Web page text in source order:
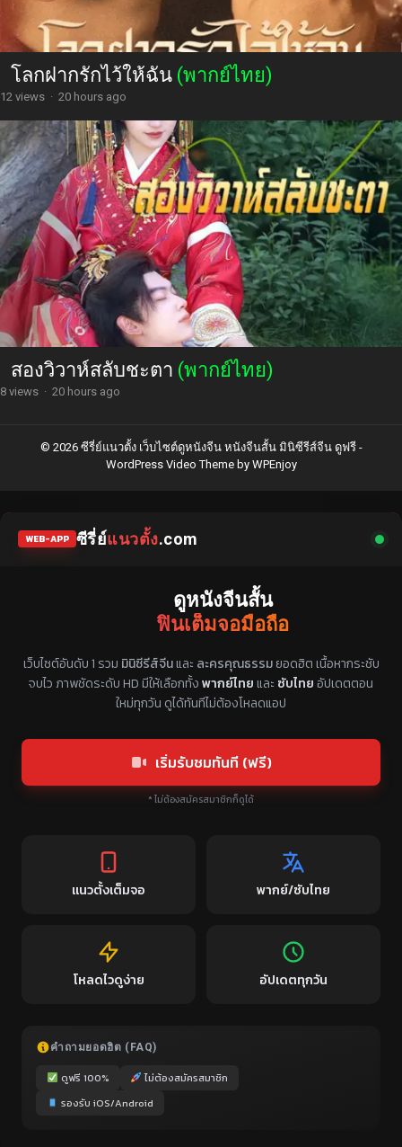
โลกฝากรักไว้ให้ฉัน (พากย์ไทย)
12 views · 20 hours ago
สองวิวาห์สลับชะตา (พากย์ไทย)
8 views · 20 hours ago
© 2026 ซีรี่ย์แนวตั้ง เว็บไซต์ดูหนังจีน หนังจีนสั้น มินิซีรีส์จีน ดูฟรี -
WordPress Video Themeby WPEnjoy
WEB-APP ซีรี่ย์แนวตั้ง.com
ดูหนังจีนสั้น
ฟินเต็มจอมือถือ
แหล่งรวมซีรี่ย์จีนแนวตั้ง พากย์ไทย ซับไทย
เว็บไซต์อันดับ 1 รวม มินิซีรีส์จีนและ ละครคุณธรรมยอดฮิต เนื้อหากระชับ
จบไว ภาพชัดระดับ HD มีให้เลือกทั้งพากย์ไทยและ ซับไทยอัปเดตตอน
ใหม่ทุกวัน ดูได้ทันทีไม่ต้องโหลดแอป
เริ่มรับชมทันที (ฟรี)
* ไม่ต้องสมัครสมาชิกก็ดูได้
แนวตั้งเต็มจอ พากย์/ซับไทย
โหลดไวดูง่าย อัปเดตทุกวัน
คำถามยอดฮิต (FAQ)
ดูฟรี 100%
ไม่ต้องสมัครสมาชิก
รองรับ iOS/Android